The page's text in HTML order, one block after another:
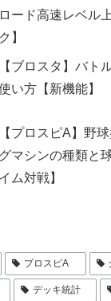
ロード高速レベル
ク】
【ブロスタ】バト
い方【新機能】
【プロスピA】野
グマシンの種類と
イム対戦】
プロスピA
デッキ統計